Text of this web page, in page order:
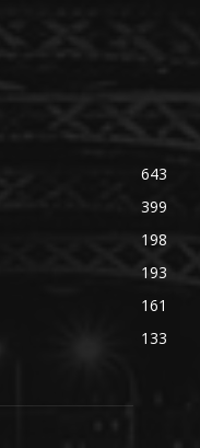
643
399
198
193
161
133